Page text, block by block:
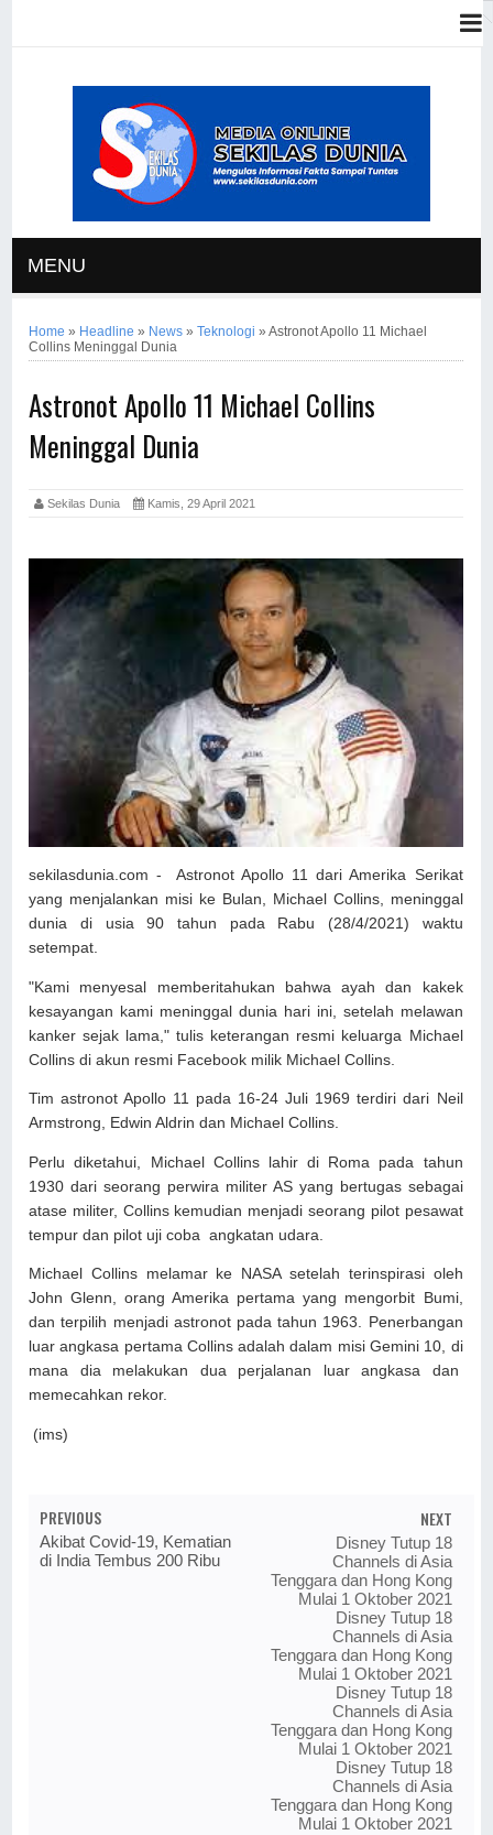
MENU
Home » Headline » News »Teknologi »Astronot Apollo 11 Michael
Collins Meninggal Dunia
Astronot Apollo 11 Michael Collins
Meninggal Dunia
Sekilas Dunia Kamis, 29 April 2021
sekilasdunia.com - Astronot Apollo 11 dari Amerika Serikat
yang menjalankan misi ke Bulan, Michael Collins, meninggal
dunia di usia 90 tahun pada Rabu (28/4/2021) waktu
setempat.
"Kami menyesal memberitahukan bahwa ayah dan kakek
kesayangan kami meninggal dunia hari ini, setelah melawan
kanker sejak lama," tulis keterangan resmi keluarga Michael
Collins di akun resmi Facebook milik Michael Collins.
Tim astronot Apollo 11 pada 16-24 Juli 1969 terdiri dari Neil
Armstrong, Edwin Aldrin dan Michael Collins.
Perlu diketahui, Michael Collins lahir di Roma pada tahun
1930 dari seorang perwira militer AS yang bertugas sebagai
atase militer, Collins kemudian menjadi seorang pilot pesawat
tempur dan pilot uji coba angkatan udara.
Michael Collins melamar ke NASA setelah terinspirasi oleh
John Glenn, orang Amerika pertama yang mengorbit Bumi,
dan terpilih menjadi astronot pada tahun 1963. Penerbangan
luar angkasa pertama Collins adalah dalam misi Gemini 10, di
mana dia melakukan dua perjalanan luar angkasa dan
memecahkan rekor.
(ims)
PREVIOUS
Akibat Covid-19, Kematian
di India Tembus 200 Ribu
NEXT
Disney Tutup 18
Channels di Asia
Tenggara dan Hong Kong
Mulai 1 Oktober 2021
Disney Tutup 18
Channels di Asia
Tenggara dan Hong Kong
Mulai 1 Oktober 2021
Disney Tutup 18
Channels di Asia
Tenggara dan Hong Kong
Mulai 1 Oktober 2021
Disney Tutup 18
Channels di Asia
Tenggara dan Hong Kong
Mulai 1 Oktober 2021